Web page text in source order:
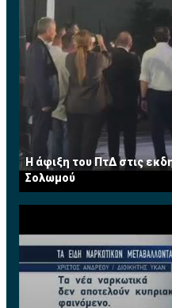
Η άφιξη του ΠτΔ στις
Σολωμού